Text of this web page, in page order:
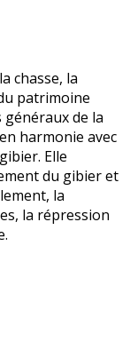
chasse, la
patrimoine
de la
harmonie avec
Elle
du gibier et
la
la répression